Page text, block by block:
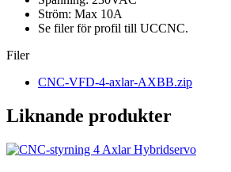
Ström: Max 10A
Se filer för profil till UCCNC.
Filer
CNC-VFD-4-axlar-AXBB.zip
Liknande produkter